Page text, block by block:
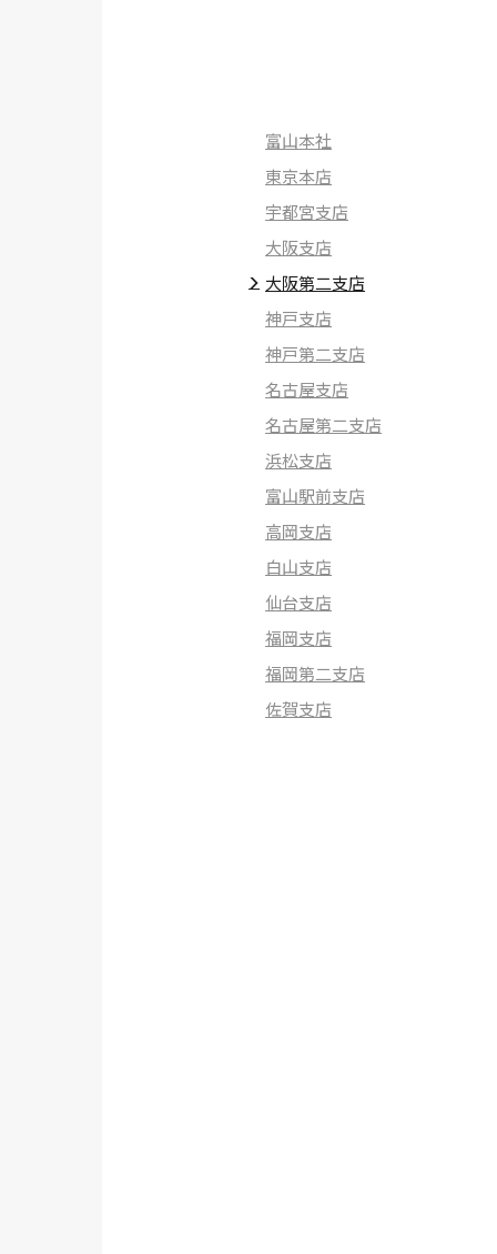
富山本社
東京本店
宇都宮支店
大阪支店
大阪第二支店
神戸支店
神戸第二支店
名古屋支店
名古屋第二支店
浜松支店
富山駅前支店
高岡支店
白山支店
仙台支店
福岡支店
福岡第二支店
佐賀支店